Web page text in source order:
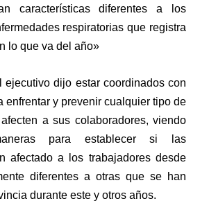
características diferentes a los
respiratorias que registra
lo que va del año»
ejecutivo dijo estar coordinados con
enfrentar y prevenir cualquier tipo de
a sus colaboradores, viendo
para establecer si las
afectado a los trabajadores desde
diferentes a otras que se han
durante este y otros años.